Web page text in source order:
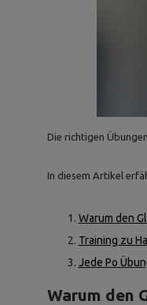
Die richtigen
In diesem Artikel
Warum den
Training zu
Jede Po
Warum den